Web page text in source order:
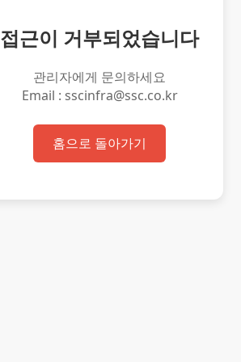
접근이 거부되었습니다
관리자에게 문의하세요
Email : sscinfra@ssc.co.kr
홈으로 돌아가기